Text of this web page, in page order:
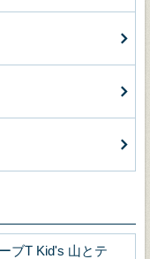
ブT Kid's 山とテ